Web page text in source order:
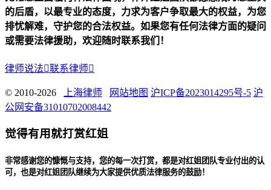
的后盾，以最专业的态度，力求为客户争取最大的权益，为您
排忧解难，守护您的合法权益。如果您有任何法律方面的疑问
或需要法律援助，欢迎随时联系我们！
律师说法联系律师
© 2010-2026 上海律师 网站地图 沪ICP备2023014295号-5 沪
公网安备31010702008442
觉得有用就打赏红姐
非常感谢您的慷慨与支持，您的每一次打赏，都是对红姐团队专业付出的认
可，也是对红姐团队继续为大家提供优质法律服务的鼓励！